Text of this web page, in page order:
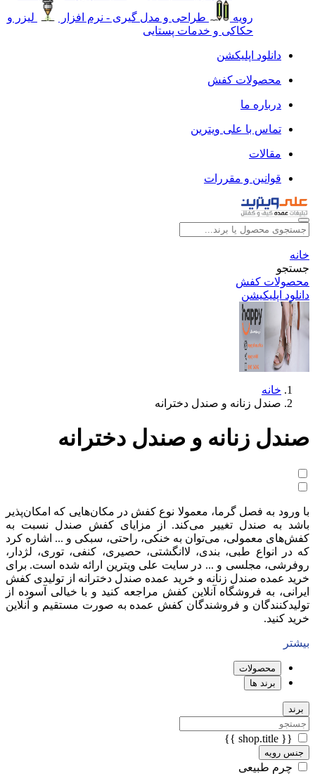
رویه
طراحی و مدل گیری - نرم افزار
لیزر و
حکاکی و خدمات پستایی
دانلود اپلیکشن
محصولات کفش
درباره ما
تماس با علی ویترین
مقالات
قوانین و مقررات
خانه
جستجو
محصولات کفش
دانلود اپلیکیشن
خانه
صندل زنانه و صندل دخترانه
صندل زنانه و صندل دخترانه
با ورود به فصل گرما، معمولا نوع کفش در مکان‌هایی که امکان‌پذیر
باشد به صندل تغییر می‌کند. از مزایای کفش صندل نسبت به
کفش‌های معمولی، می‌توان به خنکی، راحتی، سبکی و ... اشاره کرد
که در انواع طبی، بندی، لاانگشتی، حصیری، کنفی، توری، لژدار،
روفرشی، مجلسی و ... در سایت علی ویترین ارائه شده است. برای
خرید عمده صندل زنانه و خرید عمده صندل دخترانه از تولیدی کفش
ایرانی، به فروشگاه آنلاین کفش مراجعه کنید و با خیالی آسوده از
تولیدکنندگان و فروشندگان کفش عمده به صورت مستقیم و آنلاین
خرید کنید.
بیشتر
محصولات
برند ها
برند
{{ shop.title }}
جنس رویه
چرم طبیعی